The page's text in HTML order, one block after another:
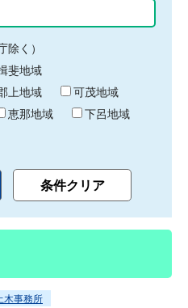
除く）
斐地域
上地域
可茂地域
恵那地域
下呂地域
木事務所